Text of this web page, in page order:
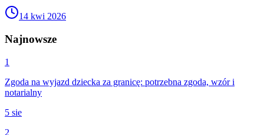
14 kwi 2026
Najnowsze
1
Zgoda na wyjazd dziecka za granicę: potrzebna zgoda, wzór i
notarialny
5 sie
2